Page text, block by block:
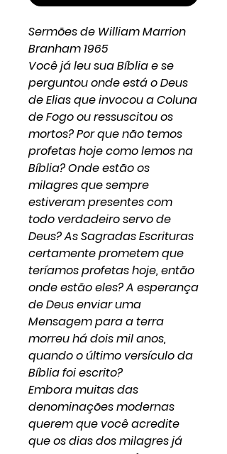
Sermões de William Marrion
Branham 1965
Você já leu sua Bíblia e se
perguntou onde está o Deus
de Elias que invocou a Coluna
de Fogo ou ressuscitou os
mortos? Por que não temos
profetas hoje como lemos na
Bíblia? Onde estão os
milagres que sempre
estiveram presentes com
todo verdadeiro servo de
Deus? As Sagradas Escrituras
certamente prometem que
teríamos profetas hoje, então
onde estão eles? A esperança
de Deus enviar uma
Mensagem para a terra
morreu há dois mil anos,
quando o último versículo da
Bíblia foi escrito?
Embora muitas das
denominações modernas
querem que você acredite
que os dias dos milagres já